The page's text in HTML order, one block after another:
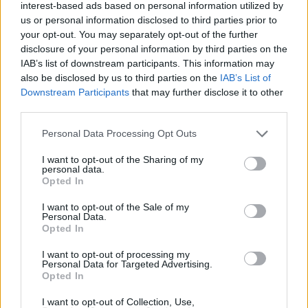
interest-based ads based on personal information utilized by
us or personal information disclosed to third parties prior to
your opt-out. You may separately opt-out of the further
disclosure of your personal information by third parties on the
IAB’s list of downstream participants. This information may
also be disclosed by us to third parties on the IAB’s List of
Downstream Participants that may further disclose it to other
Personal Data Processing Opt Outs
I want to opt-out of the Sharing of my
personal data.
Opted In
I want to opt-out of the Sale of my
Personal Data.
Opted In
I want to opt-out of processing my
Personal Data for Targeted Advertising.
Opted In
I want to opt-out of Collection, Use,
indeterminato nel bienni
inps
11.285 euro
2024-03-11
Contributo a fondo perduto "perequativo"
[decisione su SA.100155 e modifiche (estensione
3.263 euro
2023-10-06
Nuova Sabatini - Finanziamenti per l'acquisto di
piccole e medi
Ministero delle Imprese e del Made in Italy -
Dipartimento per le politiche per
13.625 euro
2023-08-30
Fondo di garanzia per le piccole e medie imprese